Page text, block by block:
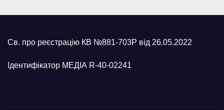
Св. про реєстрацію КВ №881-703Р від 26.05.2022
Ідентифікатор МЕДІА R-40-02241